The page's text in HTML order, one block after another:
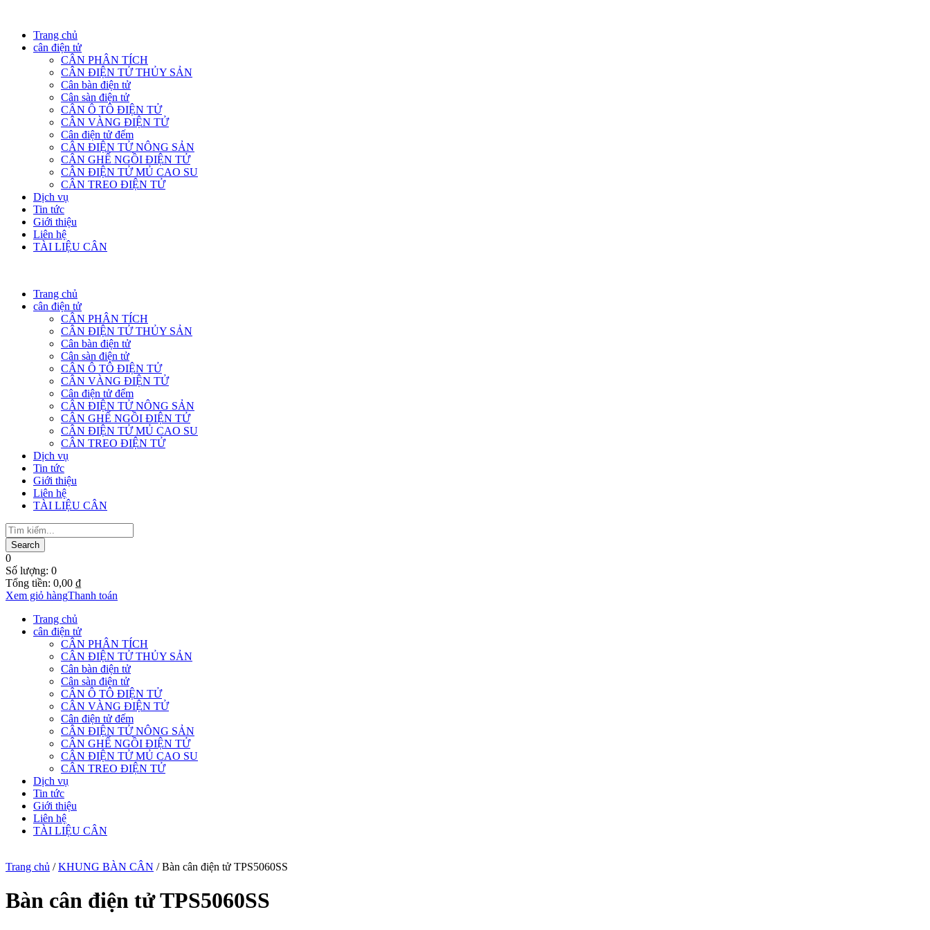
Trang chủ
cân điện tử
CÂN PHÂN TÍCH
CÂN ĐIỆN TỬ THỦY SẢN
Cân bàn điện tử
Cân sàn điện tử
CÂN Ô TÔ ĐIỆN TỬ
CÂN VÀNG ĐIỆN TỬ
Cân điện tử đếm
CÂN ĐIỆN TỬ NÔNG SẢN
CÂN GHẾ NGỒI ĐIỆN TỬ
CÂN ĐIỆN TỬ MỦ CAO SU
CÂN TREO ĐIỆN TỬ
Dịch vụ
Tin tức
Giới thiệu
Liên hệ
TÀI LIỆU CÂN
Trang chủ
cân điện tử
CÂN PHÂN TÍCH
CÂN ĐIỆN TỬ THỦY SẢN
Cân bàn điện tử
Cân sàn điện tử
CÂN Ô TÔ ĐIỆN TỬ
CÂN VÀNG ĐIỆN TỬ
Cân điện tử đếm
CÂN ĐIỆN TỬ NÔNG SẢN
CÂN GHẾ NGỒI ĐIỆN TỬ
CÂN ĐIỆN TỬ MỦ CAO SU
CÂN TREO ĐIỆN TỬ
Dịch vụ
Tin tức
Giới thiệu
Liên hệ
TÀI LIỆU CÂN
0
Số lượng: 0
Tổng tiền: 0,00 ₫
Xem giỏ hàngThanh toán
Trang chủ
cân điện tử
CÂN PHÂN TÍCH
CÂN ĐIỆN TỬ THỦY SẢN
Cân bàn điện tử
Cân sàn điện tử
CÂN Ô TÔ ĐIỆN TỬ
CÂN VÀNG ĐIỆN TỬ
Cân điện tử đếm
CÂN ĐIỆN TỬ NÔNG SẢN
CÂN GHẾ NGỒI ĐIỆN TỬ
CÂN ĐIỆN TỬ MỦ CAO SU
CÂN TREO ĐIỆN TỬ
Dịch vụ
Tin tức
Giới thiệu
Liên hệ
TÀI LIỆU CÂN
Trang chủ /KHUNG BÀN CÂN / Bàn cân điện tử TPS5060SS
Bàn cân điện tử TPS5060SS